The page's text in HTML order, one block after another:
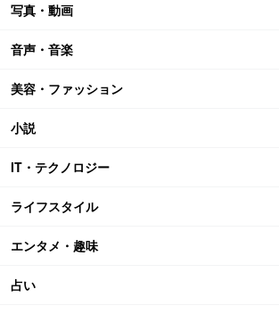
写真・動画
音声・音楽
美容・ファッション
小説
IT・テクノロジー
ライフスタイル
エンタメ・趣味
占い